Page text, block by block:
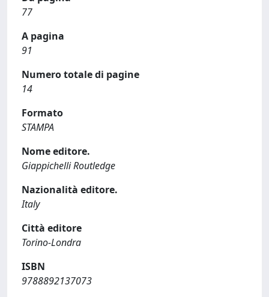
77
A pagina
91
Numero totale di pagine
14
Formato
STAMPA
Nome editore.
Giappichelli Routledge
Nazionalità editore.
Italy
Città editore
Torino-Londra
ISBN
9788892137073